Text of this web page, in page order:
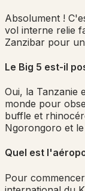
Absolument !
vol interne relie
Zanzibar pour
Le Big 5 est-il
Oui, la Tanzanie
monde pour
buffle et
Ngorongoro et
Quel est
Pour